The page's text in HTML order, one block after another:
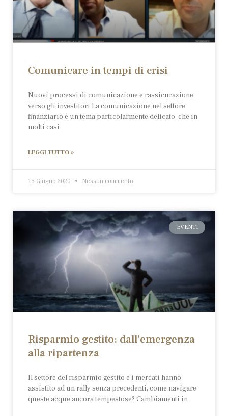
Comunicare in tempi di crisi
Nuovi processi di comunicazione e rassicurazione
verso gli investitori La comunicazione nel settore
finanziario è un tema particolarmente delicato, che in
molti casi
LEGGI TUTTO »
15 Giugno 2020 Nessun commento
EVENTI
Risparmio gestito: dall’emergenza
alla ripartenza
Il settore del risparmio gestito e i mercati hanno
assistito ad un rally senza precedenti, come navigare
queste acque ancora tempestose? Cambiamenti in